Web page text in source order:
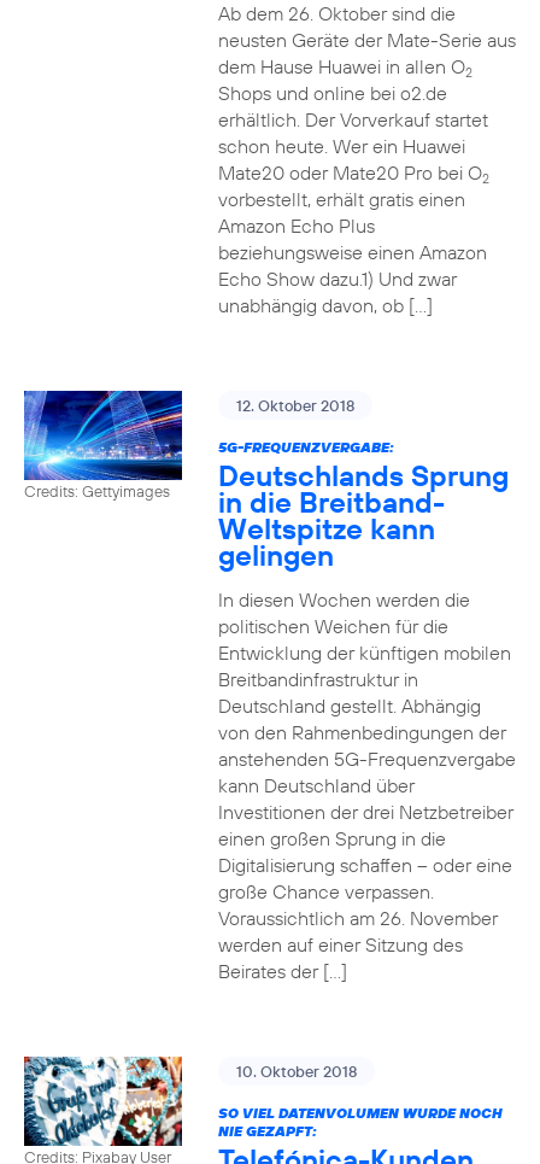
Ab dem 26. Oktober sind die
neusten Geräte der Mate-Serie aus
dem Hause Huawei in allen O2
Shops und online bei o2.de
erhältlich. Der Vorverkauf startet
schon heute. Wer ein Huawei
Mate20 oder Mate20 Pro bei O2
vorbestellt, erhält gratis einen
Amazon Echo Plus
beziehungsweise einen Amazon
Echo Show dazu.1) Und zwar
unabhängig davon, ob […]
Credits: Gettyimages
12. Oktober 2018
5G-FREQUENZVERGABE:
Deutschlands Sprung
in die Breitband-
Weltspitze kann
gelingen
In diesen Wochen werden die
politischen Weichen für die
Entwicklung der künftigen mobilen
Breitbandinfrastruktur in
Deutschland gestellt. Abhängig
von den Rahmenbedingungen der
anstehenden 5G-Frequenzvergabe
kann Deutschland über
Investitionen der drei Netzbetreiber
einen großen Sprung in die
Digitalisierung schaffen – oder eine
große Chance verpassen.
Voraussichtlich am 26. November
werden auf einer Sitzung des
Beirates der […]
Credits: Pixabay User
10. Oktober 2018
SO VIEL DATENVOLUMEN WURDE NOCH
NIE GEZAPFT: